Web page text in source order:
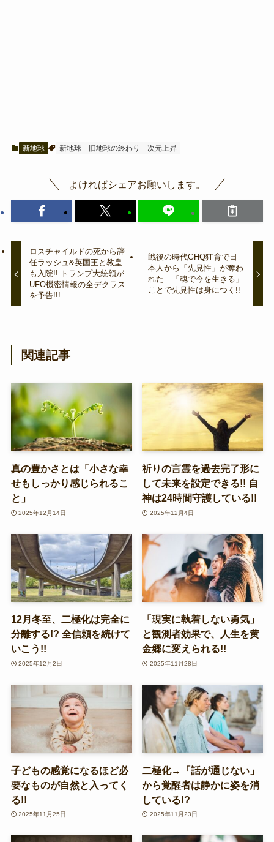
新地球 新地球 旧地球の終わり 次元上昇
よければシェアお願いします。
ロスチャイルドの死から辞
任ラッシュ&英国王と教皇
も入院!! トランプ大統領が
UFO機密情報の全デクラス
を予告!!!
戦後の時代GHQ狂育で日
本人から「先見性」が奪わ
れた 「魂で今を生きる」
ことで先見性は身につく!!
関連記事
真の豊かさとは「小さな幸
せもしっかり感じられるこ
と」
2025年12月14日
祈りの言霊を過去完了形に
して未来を設定できる!! 自
神は24時間守護している!!
2025年12月4日
12月冬至、二極化は完全に
分離する!? 全信頼を続けて
いこう!!
2025年12月2日
「現実に執着しない勇気」
と観測者効果で、人生を黄
金郷に変えられる!!
2025年11月28日
子どもの感覚になるほど必
要なものが自然と入ってく
る!!
2025年11月25日
二極化→「話が通じない」
から覚醒者は静かに姿を消
している!?
2025年11月23日